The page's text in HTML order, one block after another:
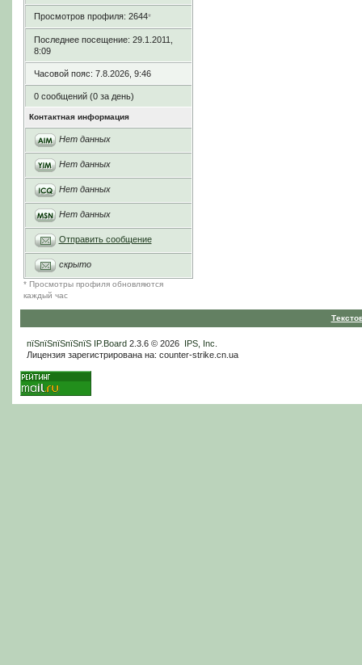
Просмотров профиля: 2644*
Последнее посещение: 29.1.2011,
8:09
Часовой пояс: 7.8.2026, 9:46
0 сообщений (0 за день)
Контактная информация
Нет данных
Нет данных
Нет данных
Нет данных
Отправить сообщение
скрыто
* Просмотры профиля обновляются
каждый час
пїЅпїЅпїЅпїЅпїЅ IP.Board2.3.6 © 2026 IPS, Inc
Лицензия зарегистрирована на: counter-strike.cn.ua